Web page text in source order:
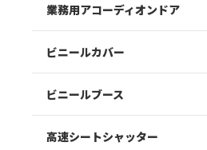
業務用アコーディオンドア
ビニールカバー
ビニールブース
高速シートシャッター